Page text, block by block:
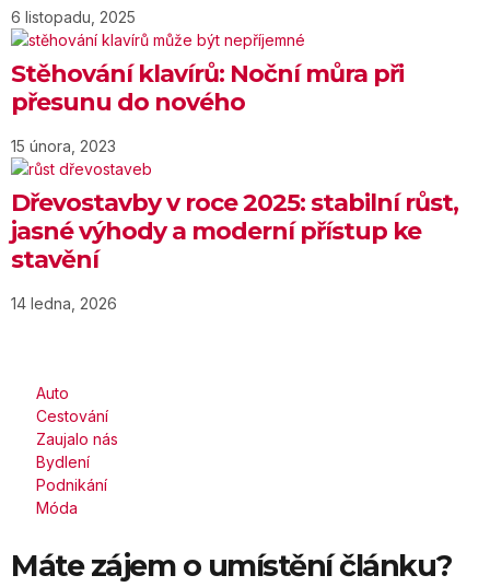
6 listopadu, 2025
Stěhování klavírů: Noční můra při
přesunu do nového
15 února, 2023
Dřevostavby v roce 2025: stabilní růst,
jasné výhody a moderní přístup ke
stavění
14 ledna, 2026
Auto
Cestování
Zaujalo nás
Bydlení
Podnikání
Móda
Máte zájem o umístění článku?